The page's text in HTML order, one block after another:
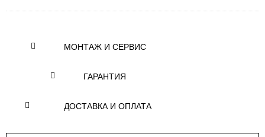
МОНТАЖ И СЕРВИС
ГАРАНТИЯ
ДОСТАВКА И ОПЛАТА